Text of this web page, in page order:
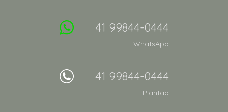
41 99844-0444
WhatsApp
41 99844-0444
Plantão